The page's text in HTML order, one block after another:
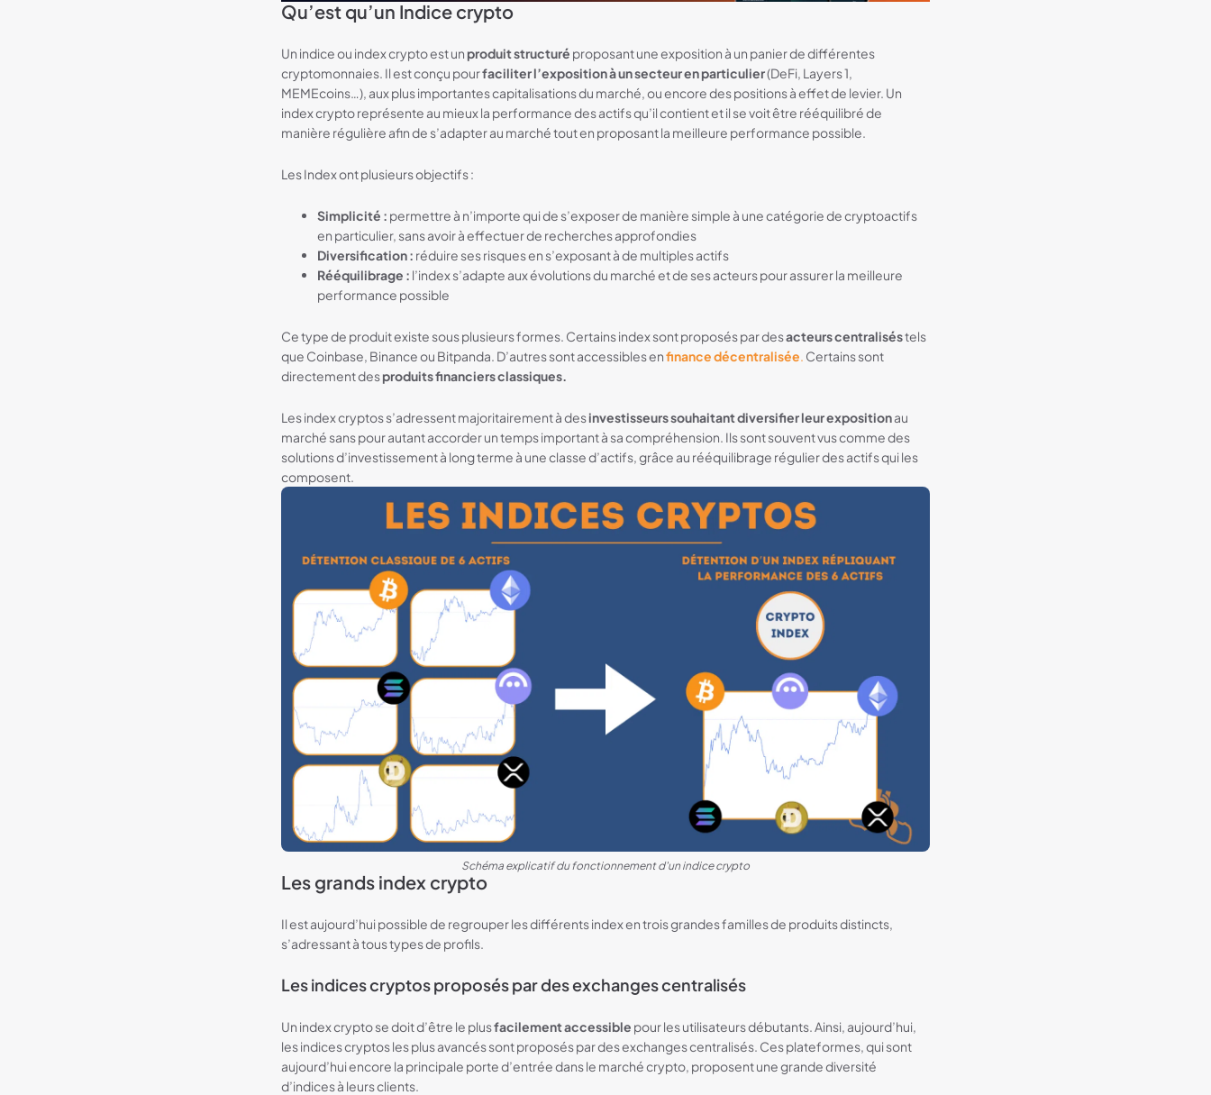
Bannière Meria
Qu’est qu’un Indice crypto
Un indice ou index crypto est un produit structuré proposant une exposition à un panier de différentes
cryptomonnaies. Il est conçu pourfaciliter l’exposition à un secteur en particulier(DeFi, Layers 1,
MEMEcoins…), aux plus importantes capitalisations du marché, ou encore des positions à effet de levier. Un
index crypto représente au mieux la performance des actifs qu’il contient et il se voit être rééquilibré de
manière régulière afin de s’adapter au marché tout en proposant la meilleure performance possible.
Les Index ont plusieurs objectifs :
Simplicité : permettre à n’importe qui de s’exposer de manière simple à une catégorie de cryptoactifs
en particulier, sans avoir à effectuer de recherches approfondies
Diversification : réduire ses risques en s’exposant à de multiples actifs
Rééquilibrage : l’index s’adapte aux évolutions du marché et de ses acteurs pour assurer la meilleure
performance possible
Ce type de produit existe sous plusieurs formes. Certains index sont proposés par desacteurs centraliséstels
que Coinbase, Binance ou Bitpanda. D’autres sont accessibles enfinance décentralisée. Certains sont
directement desproduits financiers classiques.
Les index cryptos s’adressent majoritairement à desinvestisseurs souhaitant diversifier leur expositionau
marché sans pour autant accorder un temps important à sa compréhension. Ils sont souvent vus comme des
solutions d’investissement à long terme à une classe d’actifs, grâce au rééquilibrage régulier des actifs qui les
composent.
Schéma explicatif du fonctionnement d'un indice crypto
Les grands index crypto
Il est aujourd’hui possible de regrouper les différents index en trois grandes familles de produits distincts,
s’adressant à tous types de profils.
Les indices cryptos proposés par des exchanges centralisés
Un index crypto se doit d’être le plusfacilement accessible pour les utilisateurs débutants. Ainsi, aujourd’hui,
les indices cryptos les plus avancés sont proposés par des exchanges centralisés. Ces plateformes, qui sont
aujourd’hui encore la principale porte d’entrée dans le marché crypto, proposent une grande diversité
d’indices à leurs clients.